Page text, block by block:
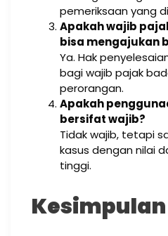
pemeriksaan yang
Apakah wajib
bisa mengajukan
Ya. Hak
bagi wajib pajak
perorangan.
Apakah
bersifat wajib?
Tidak wajib, tetapi
kasus dengan nilai
tinggi.
Kesimpulan